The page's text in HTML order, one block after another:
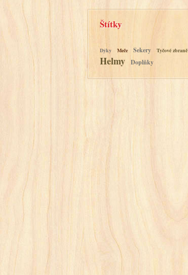
Štítky
Dýky Meče Sekery Tyčové zbraně
Helmy Doplňky